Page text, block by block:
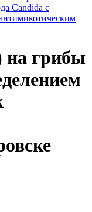
Candida с
на грибы